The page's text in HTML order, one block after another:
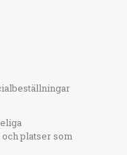
platser som